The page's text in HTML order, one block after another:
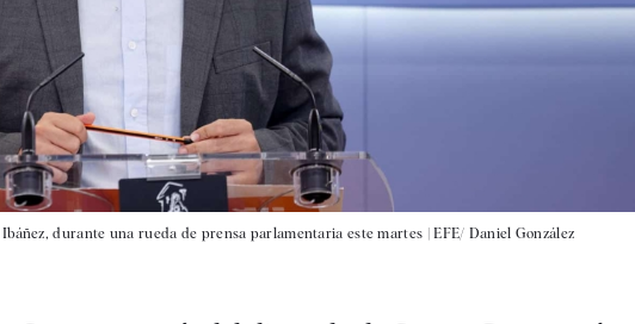
durante una rueda de prensa parlamentaria este martes |EFE/ Daniel González